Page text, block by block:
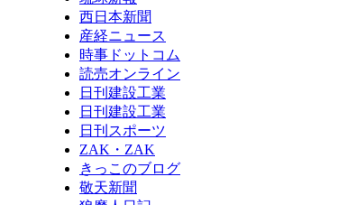
西日本新聞
産経ニュース
時事ドットコム
読売オンライン
日刊建設工業
日刊建設工業
日刊スポーツ
ZAK・ZAK
きっこのブログ
敬天新聞